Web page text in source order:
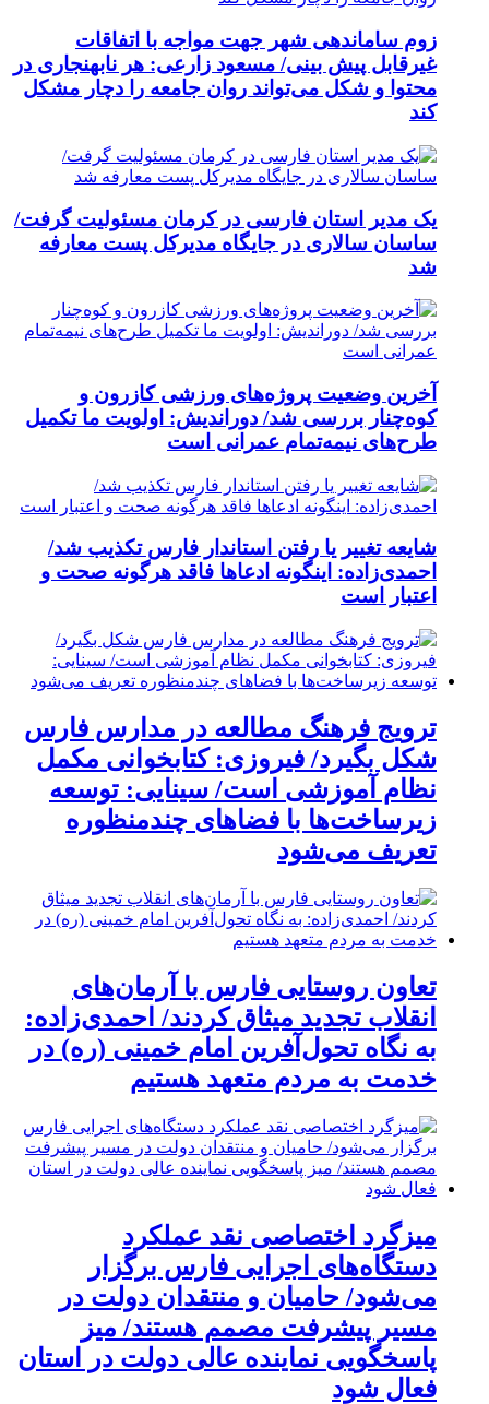
زوم ساماندهی شهر جهت مواجه با اتفاقات
غیرقابل پیش بینی/ مسعود زارعی: هر نابهنجاری در
محتوا و شکل می‌تواند روان جامعه را دچار مشکل
کند
یک مدیر استان فارسی در کرمان مسئولیت گرفت/
ساسان سالاری در جایگاه مدیرکل پست معارفه
شد
آخرین وضعیت پروژه‌های ورزشی کازرون و
کوه‌چنار بررسی شد/ دوراندیش: اولویت ما تکمیل
طرح‌های نیمه‌تمام عمرانی است
شایعه تغییر یا رفتن استاندار فارس تکذیب شد/
احمدی‌زاده: اینگونه ادعاها فاقد هرگونه صحت و
اعتبار است
ترویج فرهنگ مطالعه در مدارس فارس
شکل بگیرد/ فیروزی: کتابخوانی مکمل
نظام آموزشی است/ سینایی: توسعه
زیرساخت‌ها با فضاهای چندمنظوره
تعریف می‌شود
تعاون روستایی فارس با آرمان‌های
انقلاب تجدید میثاق کردند/ احمدی‌زاده:
به نگاه تحول‌آفرین امام خمینی (ره) در
خدمت به مردم متعهد هستیم
میزگرد اختصاصی نقد عملکرد
دستگاه‌های اجرایی فارس برگزار
می‌شود/ حامیان و منتقدان دولت در
مسیر پیشرفت مصمم هستند/ میز
پاسخگویی نماینده عالی دولت در استان
فعال شود